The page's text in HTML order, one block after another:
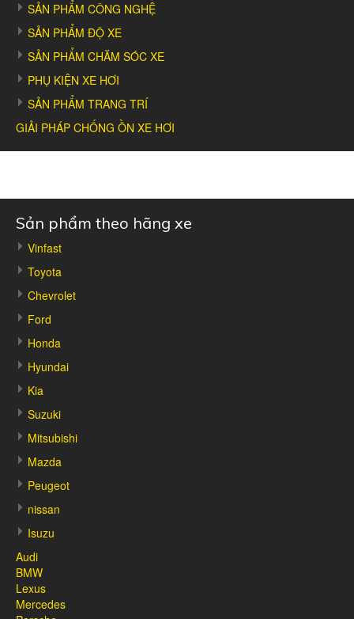
SẢN PHẨM CÔNG NGHỆ
SẢN PHẨM ĐỘ XE
SẢN PHẨM CHĂM SÓC XE
PHỤ KIỆN XE HƠI
SẢN PHẨM TRANG TRÍ
GIẢI PHÁP CHỐNG ỒN XE HƠI
Sản phẩm theo hãng xe
Vinfast
Toyota
Chevrolet
Ford
Honda
Hyundai
Kia
Suzuki
Mitsubishi
Mazda
Peugeot
nissan
Isuzu
Audi
BMW
Lexus
Mercedes